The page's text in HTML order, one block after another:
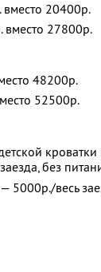
вместо 20400р.
вместо 27800р.
48200р.
52500р.
кроватки
без
5000р./весь